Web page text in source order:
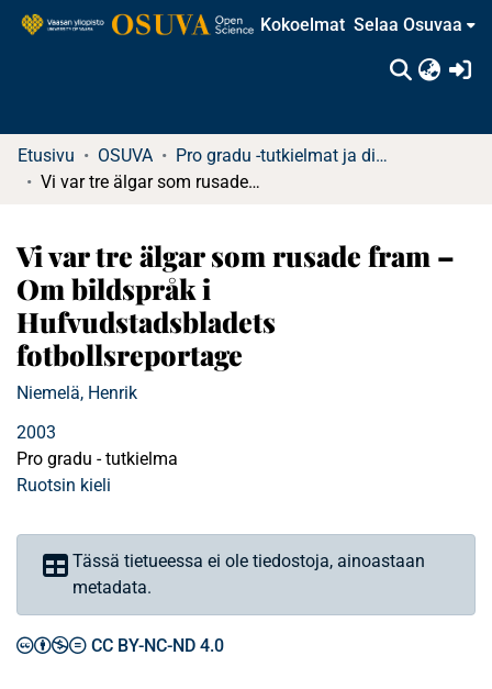
Kokoelmat Selaa Osuvaa
Etusivu OSUVA
Pro gradu -tutkielmat ja diplomityöt
Vi var tre älgar som rusade fram – Om bildspråk i Hufvudstadsbladets fotbollsreportage
Vi var tre älgar som rusade fram –
Om bildspråk i
Hufvudstadsbladets
fotbollsreportage
Niemelä, Henrik
2003
Pro gradu - tutkielma
Ruotsin kieli
Tässä tietueessa ei ole tiedostoja, ainoastaan
metadata.
CC BY-NC-ND 4.0